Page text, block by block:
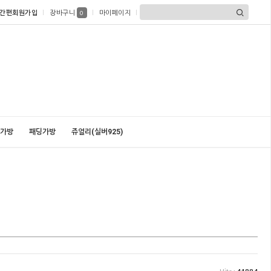
간편회원가입 장바구니 0 마이페이지
방 패딩가방 쥬얼리(실버925)